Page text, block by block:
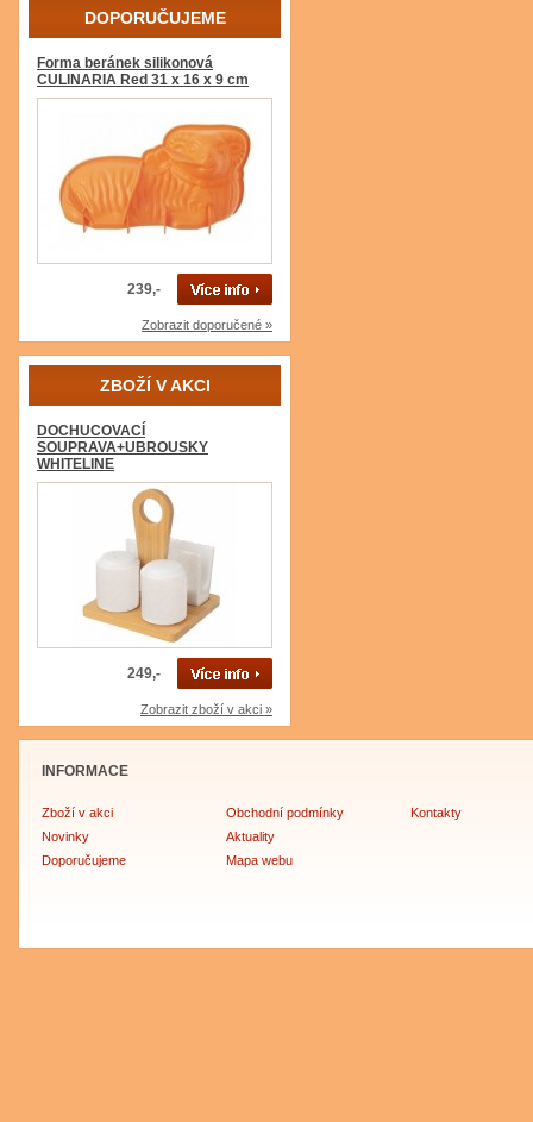
DOPORUČUJEME
Forma beránek silikonová
CULINARIA Red 31 x 16 x 9 cm
239,-
Zobrazit doporučené »
ZBOŽÍ V AKCI
DOCHUCOVACÍ
SOUPRAVA+UBROUSKY
WHITELINE
249,-
Zobrazit zboží v akci »
INFORMACE
Zboží v akci
Novinky
Doporučujeme
Obchodní podmínky
Aktuality
Mapa webu
Kontakty